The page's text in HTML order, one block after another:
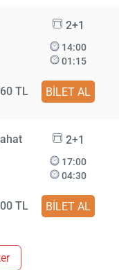
2+1
14:00
01:15
TL BİLET AL
2+1
17:00
04:30
TL BİLET AL